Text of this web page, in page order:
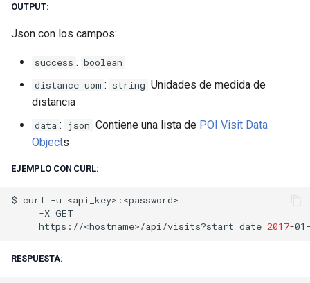
OUTPUT:
Json con los campos:
success : boolean
distance_uom : string Unidades de medida de
distancia
data : json Contiene una lista de POI Visit Data
Objects
EJEMPLO CON CURL:
$ curl -u
-X
https://<hostname>/api/visits?start_date=2017-
RESPUESTA: